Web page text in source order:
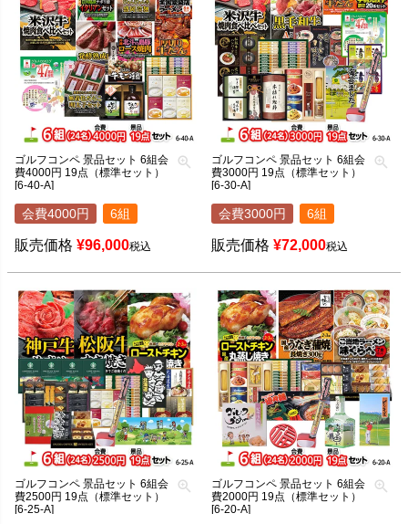
ゴルフコンペ 景品セット 6組会
費4000円 19点（標準セット）
[6-40-A]
会費4000円 6組
販売価格 ¥96,000税込
ゴルフコンペ 景品セット 6組会
費3000円 19点（標準セット）
[6-30-A]
会費3000円 6組
販売価格 ¥72,000税込
ゴルフコンペ 景品セット 6組会
費2500円 19点（標準セット）
[6-25-A]
ゴルフコンペ 景品セット 6組会
費2000円 19点（標準セット）
[6-20-A]